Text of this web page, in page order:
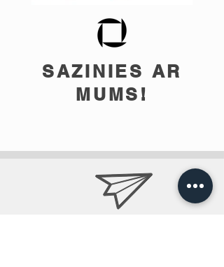
SAZINIES AR
MUMS!